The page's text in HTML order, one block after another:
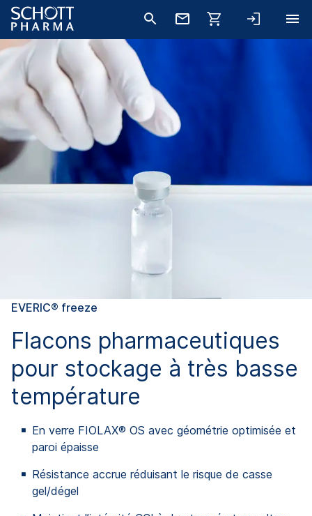
EVERIC® freeze
Flacons pharmaceutiques
pour stockage à très basse
température
En verre FIOLAX® OS avec géométrie optimisée et
paroi épaisse
Résistance accrue réduisant le risque de casse
gel/dégel